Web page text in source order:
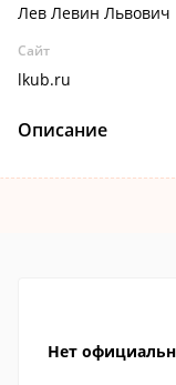
Лев Левин Львович
Сайт
lkub.ru
Описание
Нет